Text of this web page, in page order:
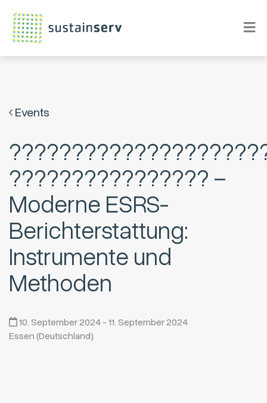
Events
???????????????? –
Moderne ESRS-
Berichterstattung:
Instrumente und
Methoden
10. September 2024 - 11. September 2024
Essen (Deutschland)